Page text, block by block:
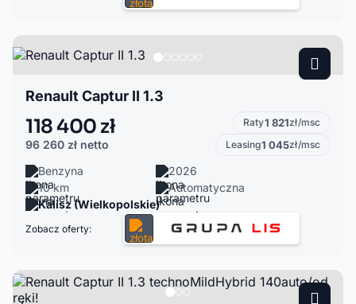
Renault Captur II 1.3
118 400 zł
96 260 zł netto
Raty1 821zł/msc
Leasing1 045zł/msc
Benzyna
2026
10 km
Automatyczna
Kalisz (Wielkopolskie)
Zobacz oferty: